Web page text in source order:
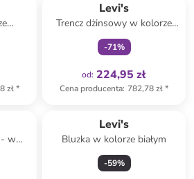
zł*
Levi's
Trencz dżinsowy w kolorze
niebieskim
-71%
od: 224,95 zł
Cena producenta: 782,78 zł*
- w
Levi's
Bluzka w kolorze białym
-59%